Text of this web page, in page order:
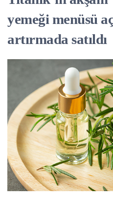
yemeği menüsü
artırmada satıldı